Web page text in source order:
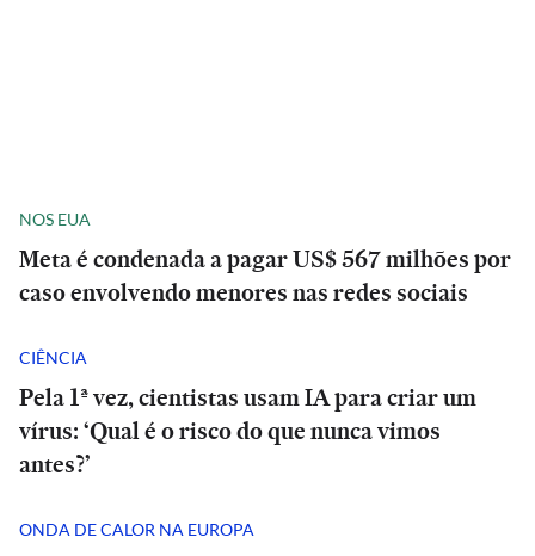
NOS EUA
Meta é condenada a pagar US$ 567 milhões por
caso envolvendo menores nas redes sociais
CIÊNCIA
Pela 1ª vez, cientistas usam IA para criar um
vírus: ‘Qual é o risco do que nunca vimos
antes?’
ONDA DE CALOR NA EUROPA